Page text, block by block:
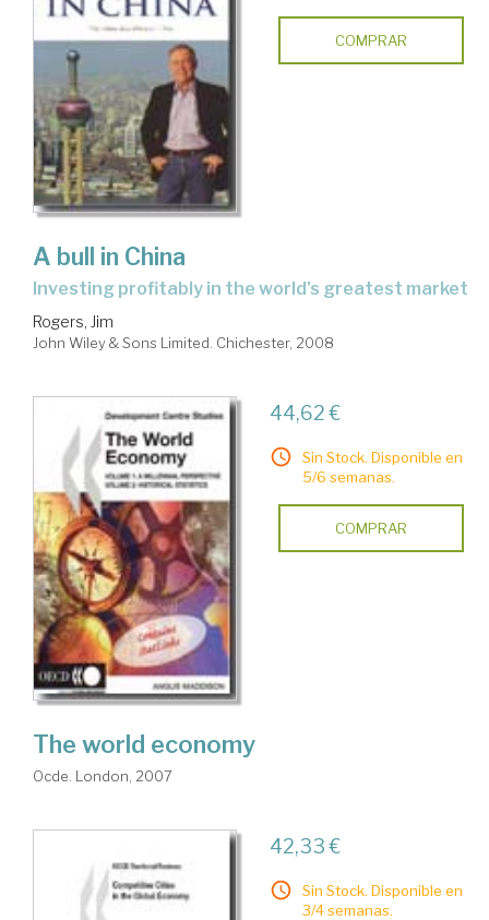
COMPRAR
A bull in China
investing profitably in the world's greatest market
Rogers, Jim
John Wiley & Sons Limited. Chichester, 2008
44,62 €
Sin Stock. Disponible en
5/6 semanas.
COMPRAR
The world economy
Ocde. London, 2007
42,33 €
Sin Stock. Disponible en
3/4 semanas.